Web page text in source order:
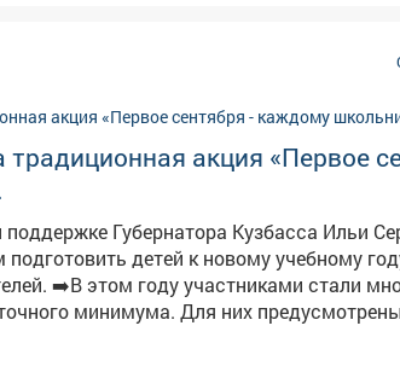
для ИЗО и танцев. Совсем скоро здесь
традиционная акция «Первое
Губернатора Кузбасса Ильи
детей к новому учебному
минимума. Для них
на покупку школьной формы, обуви и
Ярмарка пройдет во всех